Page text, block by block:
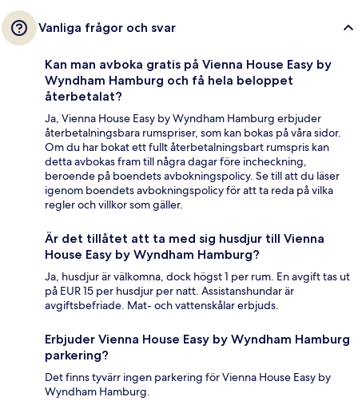
Vanliga frågor och svar
Kan man avboka gratis på Vienna House Easy by
Wyndham Hamburg och få hela beloppet
återbetalat?
Ja, Vienna House Easy by Wyndham Hamburg erbjuder
återbetalningsbara rumspriser, som kan bokas på våra sidor.
Om du har bokat ett fullt återbetalningsbart rumspris kan
detta avbokas fram till några dagar före incheckning,
beroende på boendets avbokningspolicy. Se till att du läser
igenom boendets avbokningspolicy för att ta reda på vilka
regler och villkor som gäller.
Är det tillåtet att ta med sig husdjur till Vienna
House Easy by Wyndham Hamburg?
Ja, husdjur är välkomna, dock högst 1 per rum. En avgift tas ut
på EUR 15 per husdjur per natt. Assistanshundar är
avgiftsbefriade. Mat- och vattenskålar erbjuds.
Erbjuder Vienna House Easy by Wyndham Hamburg
parkering?
Det finns tyvärr ingen parkering för Vienna House Easy by
Wyndham Hamburg.